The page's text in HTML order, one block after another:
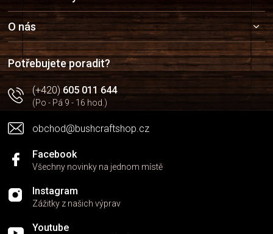
a
t
í
O nás
Potřebujete poradit?
(+420)605 011 644
(Po - Pá 9 - 16 hod.)
obchod@bushcraftshop.cz
Facebook
Všechny novinky na jednom místě
Instagram
Zážitky z našich výprav
Youtube